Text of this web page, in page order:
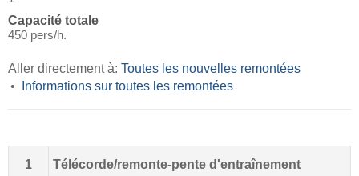
Capacité totale
450 pers/h.
Aller directement à: Toutes les nouvelles remontées
Informations sur toutes les remontées
1 Télécorde/remonte-pente d'entraînement